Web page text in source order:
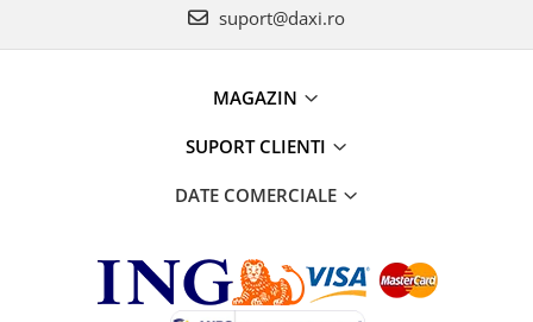
suport@daxi.ro
MAGAZIN
SUPORT CLIENTI
DATE COMERCIALE